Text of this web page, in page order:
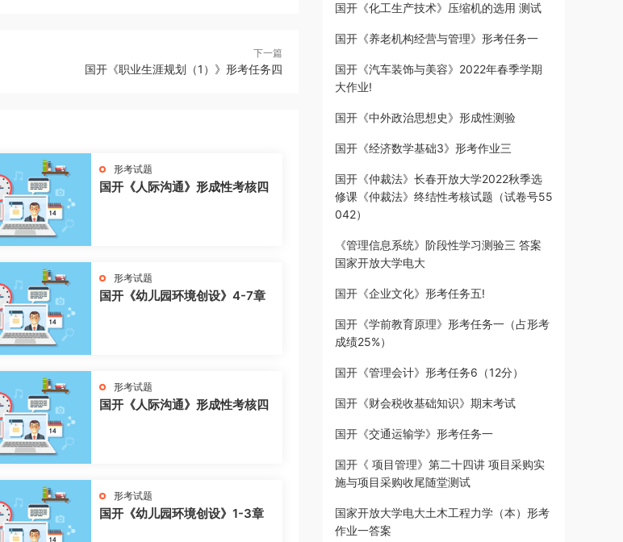
下一篇
国开《职业生涯规划（1）》形考任务四
形考试题
国开《人际沟通》形成性考核四
形考试题
国开《幼儿园环境创设》4-7章
形考试题
国开《人际沟通》形成性考核四
形考试题
国开《幼儿园环境创设》1-3章
国开《化工生产技术》压缩机的选用 测试
国开《养老机构经营与管理》形考任务一
国开《汽车装饰与美容》2022年春季学期
大作业!
国开《中外政治思想史》形成性测验
国开《经济数学基础3》形考作业三
国开《仲裁法》长春开放大学2022秋季选
修课《仲裁法》终结性考核试题（试卷号55
042）
《管理信息系统》阶段性学习测验三 答案
国家开放大学电大
国开《企业文化》形考任务五!
国开《学前教育原理》形考任务一（占形考
成绩25%）
国开《管理会计》形考任务6（12分）
国开《财会税收基础知识》期末考试
国开《交通运输学》形考任务一
国开《 项目管理》第二十四讲 项目采购实
施与项目采购收尾随堂测试
国家开放大学电大土木工程力学（本）形考
作业一答案